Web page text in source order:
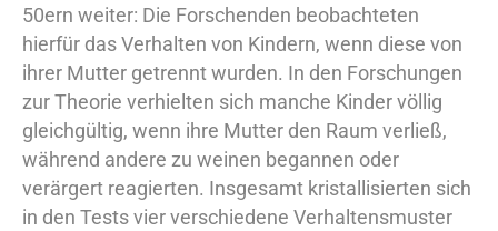
50ern weiter: Die Forschenden beobachteten
hierfür das Verhalten von Kindern, wenn diese von
ihrer Mutter getrennt wurden. In den Forschungen
zur Theorie verhielten sich manche Kinder völlig
gleichgültig, wenn ihre Mutter den Raum verließ,
während andere zu weinen begannen oder
verärgert reagierten. Insgesamt kristallisierten sich
in den Tests vier verschiedene Verhaltensmuster